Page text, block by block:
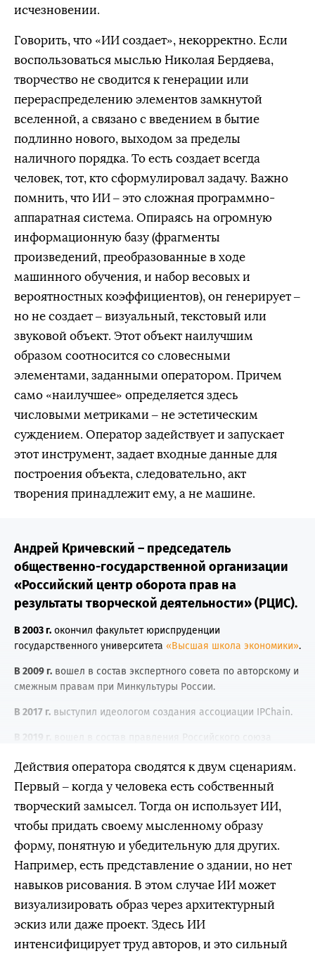
исчезновении.
Говорить, что «ИИ создает», некорректно. Если
воспользоваться мыслью Николая Бердяева,
творчество не сводится к генерации или
перераспределению элементов замкнутой
вселенной, а связано с введением в бытие
подлинно нового, выходом за пределы
наличного порядка. То есть создает всегда
человек, тот, кто сформулировал задачу. Важно
помнить, что ИИ – это сложная программно-
аппаратная система. Опираясь на огромную
информационную базу (фрагменты
произведений, преобразованные в ходе
машинного обучения, и набор весовых и
вероятностных коэффициентов), он генерирует –
но не создает – визуальный, текстовый или
звуковой объект. Этот объект наилучшим
образом соотносится со словесными
элементами, заданными оператором. Причем
само «наилучшее» определяется здесь
числовыми метриками – не эстетическим
суждением. Оператор задействует и запускает
этот инструмент, задает входные данные для
построения объекта, следовательно, акт
творения принадлежит ему, а не машине.
Андрей Кричевский – председатель
общественно-государственной организации
«Российский центр оборота прав на
результаты творческой деятельности» (РЦИС).
В 2003 г. окончил факультет юриспруденции
государственного университета «Высшая школа экономики».
В 2009 г. вошел в состав экспертного совета по авторскому и
смежным правам при Минкультуры России.
В 2017 г. выступил идеологом создания ассоциации IPChain.
В 2019 г.
вошел в состав правления Российского союза
по интеллектуальной собственности и креативным
индустриям.
С 2020 г.– член правления Федерации креативных
индустрий.
В ноябре 2021 г.избран председателем РЦИСа.
Действия оператора сводятся к двум сценариям.
Первый – когда у человека есть собственный
творческий замысел. Тогда он использует ИИ,
чтобы придать своему мысленному образу
форму, понятную и убедительную для других.
Например, есть представление о здании, но нет
навыков рисования. В этом случае ИИ может
визуализировать образ через архитектурный
эскиз или даже проект. Здесь ИИ
интенсифицирует труд авторов, и это сильный